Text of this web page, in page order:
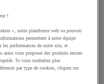
!
», notre plateforme web va pouvoir
permettent à notre équipe
les performances de notre site, et
ainsi vous proposer des produits encore
Si vous souhaitez plus
par type de cookies, cliquez sur